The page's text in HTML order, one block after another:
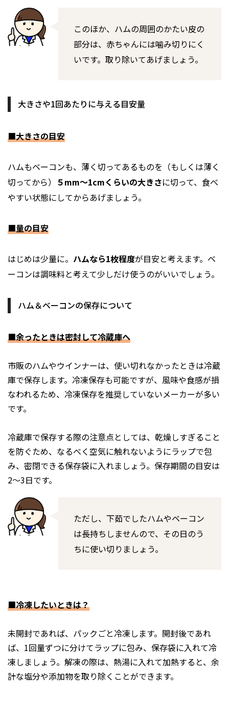
このほか、ハムの周囲のかたい皮の
部分は、赤ちゃんには噛み切りにく
いです。取り除いてあげましょう。
大きさや1回あたりに与える目安量
■大きさの目安
ハムもベーコンも、薄く切ってあるものを（もしくは薄く
切ってから） ５mm～1cmくらいの大きさに切って、食べ
やすい状態にしてからあげましょう。
■量の目安
はじめは少量に。 ハムなら1枚程度が目安と考えます。ベ
ーコンは調味料と考えて少しだけ使うのがいいでしょう。
ハム＆ベーコンの保存について
■余ったときは密封して冷蔵庫へ
市販のハムやウインナーは、使い切れなかったときは冷蔵
庫で保存します。冷凍保存も可能ですが、風味や食感が損
なわれるため、冷凍保存を推奨していないメーカーが多い
です。
冷蔵庫で保存する際の注意点としては、乾燥しすぎること
を防ぐため、なるべく空気に触れないようにラップで包
み、密閉できる保存袋に入れましょう。保存期間の目安は
2～3日です。
ただし、下茹でしたハムやベーコン
は長持ちしませんので、その日のう
ちに使い切りましょう。
■冷凍したいときは？
未開封であれば、パックごと冷凍します。開封後であれ
ば、1回量ずつに分けてラップに包み、保存袋に入れて冷
凍しましょう。解凍の際は、熱湯に入れて加熱すると、余
計な塩分や添加物を取り除くことができます。